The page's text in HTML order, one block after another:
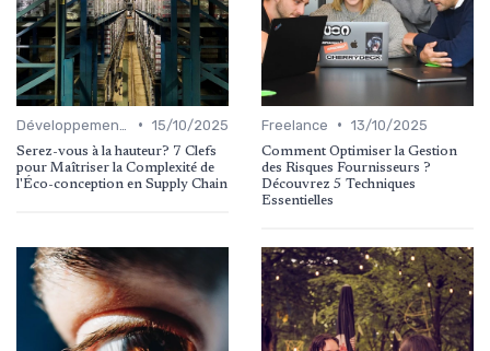
• 15/10/2025
Serez-vous à la hauteur? 7 Clefs
pour Maîtriser la Complexité de
l'Éco-conception en Supply Chain
Freelance • 13/10/2025
Comment Optimiser la Gestion
des Risques Fournisseurs ?
Découvrez 5 Techniques
Essentielles